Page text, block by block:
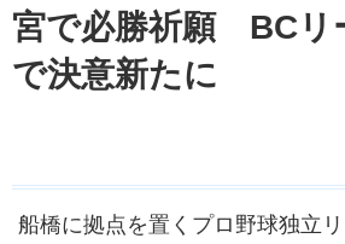
宮で必勝祈願 BCリ
で決意新たに
船橋に拠点を置くプロ野球独立